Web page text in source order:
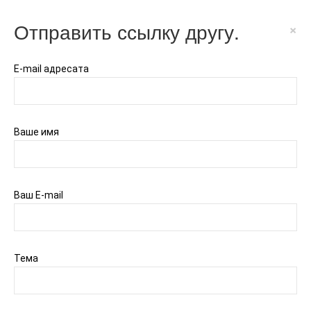
Отправить ссылку другу. ×
E-mail адресата
Ваше имя
Ваш E-mail
Тема